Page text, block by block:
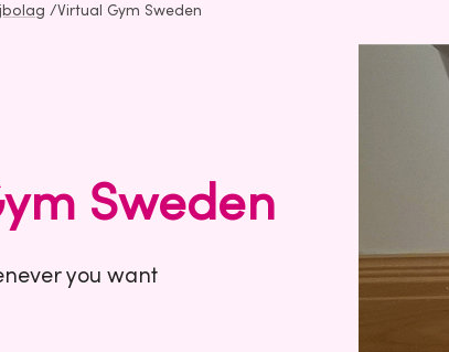
/Virtual Gym Sweden
Sweden
you want